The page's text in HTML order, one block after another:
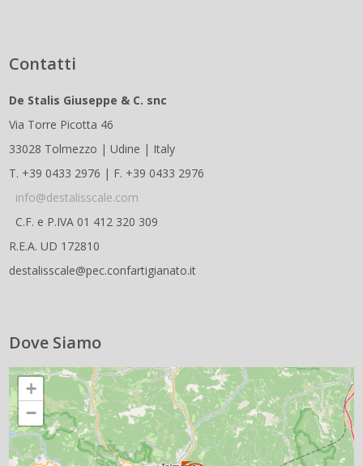
Contatti
De Stalis Giuseppe & C. snc
Via Torre Picotta 46
33028 Tolmezzo | Udine | Italy
T. +39 0433 2976 | F. +39 0433 2976
info@destalisscale.com
C.F. e P.IVA 01 412 320 309
R.E.A. UD 172810
destalisscale@pec.confartigianato.it
Dove Siamo
+
−